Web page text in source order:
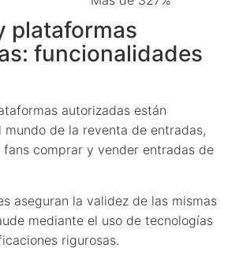
plataformas
funcionalidades
autorizadas están
mundo de la reventa de entradas,
comprar y vender entradas de
aseguran la validez de las mismas
mediante el uso de tecnologías
rigurosas.